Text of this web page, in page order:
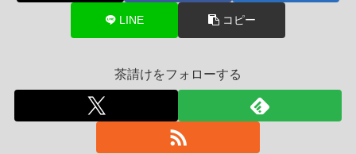
LINE コピー
茶請けをフォローする